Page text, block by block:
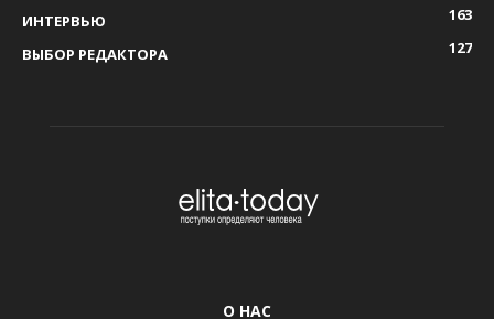
ИНТЕРВЬЮ
163
ВЫБОР РЕДАКТОРА
127
О НАС